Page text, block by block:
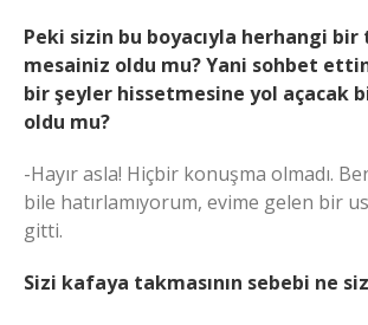
Peki sizin bu boyacıyla herhangi
mesainiz oldu mu? Yani sohbet
bir şeyler hissetmesine yol açacak
oldu mu?
-Hayır asla! Hiçbir konuşma olmadı.
bile hatırlamıyorum, evime gelen bir
gitti.
Sizi kafaya takmasının sebebi ne